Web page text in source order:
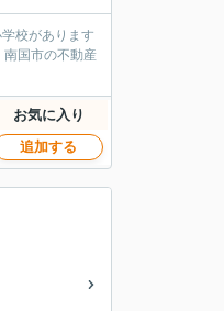
校があります
国市の不動産
お気に入り
追加する